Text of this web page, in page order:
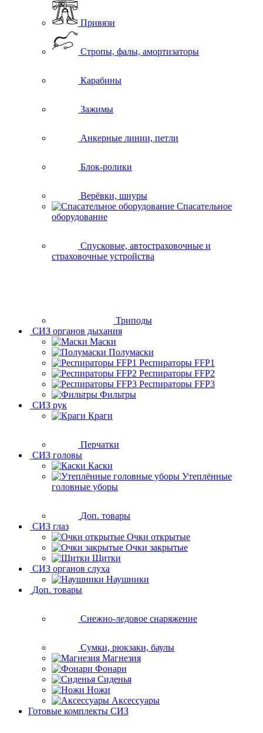
Привязи
Стропы, фалы, амортизаторы
Карабины
Зажимы
Анкерные линии, петли
Блок-ролики
Верёвки, шнуры
Спасательное
оборудование
Спусковые, автостраховочные и
страховочные устройства
Триподы
СИЗ органов дыхания
Маски
Полумаски
Респираторы FFP1
Респираторы FFP2
Респираторы FFP3
Фильтры
СИЗ рук
Краги
Перчатки
СИЗ головы
Каски
Утеплённые
головные уборы
Доп. товары
СИЗ глаз
Очки открытые
Очки закрытые
Щитки
СИЗ органов слуха
Наушники
Доп. товары
Снежно-ледовое снаряжение
Сумки, рюкзаки, баулы
Магнезия
Фонари
Сиденья
Ножи
Аксессуары
Готовые комплекты СИЗ